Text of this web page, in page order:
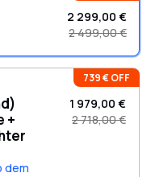
2 299,00 €
2 499,00 €
739 € OFF
+
dem
1 979,00 €
2 718,00 €